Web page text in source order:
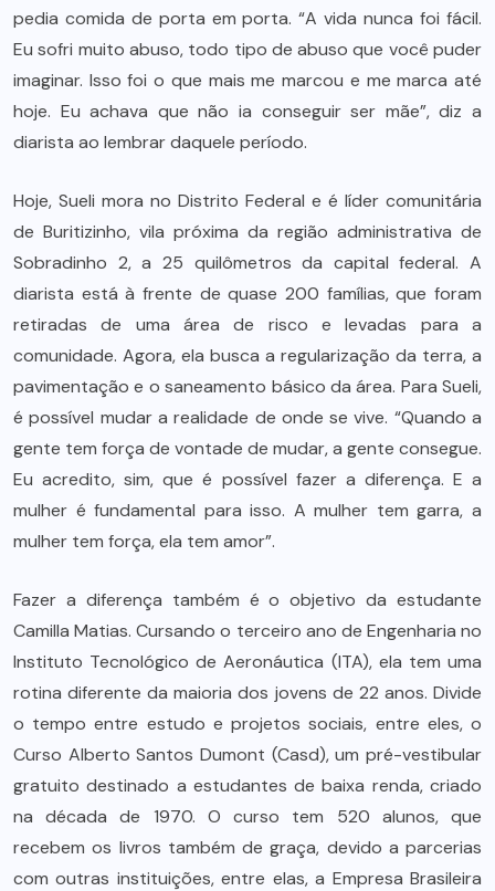
pedia comida de porta em porta. “A vida nunca foi fácil.
Eu sofri muito abuso, todo tipo de abuso que você puder
imaginar. Isso foi o que mais me marcou e me marca até
hoje. Eu achava que não ia conseguir ser mãe”, diz a
diarista ao lembrar daquele período.
Hoje, Sueli mora no Distrito Federal e é líder comunitária
de Buritizinho, vila próxima da região administrativa de
Sobradinho 2, a 25 quilômetros da capital federal. A
diarista está à frente de quase 200 famílias, que foram
retiradas de uma área de risco e levadas para a
comunidade. Agora, ela busca a regularização da terra, a
pavimentação e o saneamento básico da área. Para Sueli,
é possível mudar a realidade de onde se vive. “Quando a
gente tem força de vontade de mudar, a gente consegue.
Eu acredito, sim, que é possível fazer a diferença. E a
mulher é fundamental para isso. A mulher tem garra, a
mulher tem força, ela tem amor”.
Fazer a diferença também é o objetivo da estudante
Camilla Matias. Cursando o terceiro ano de Engenharia no
Instituto Tecnológico de Aeronáutica (ITA), ela tem uma
rotina diferente da maioria dos jovens de 22 anos. Divide
o tempo entre estudo e projetos sociais, entre eles, o
Curso Alberto Santos Dumont (Casd), um pré-vestibular
gratuito destinado a estudantes de baixa renda, criado
na década de 1970. O curso tem 520 alunos, que
recebem os livros também de graça, devido a parcerias
com outras instituições, entre elas, a Empresa Brasileira